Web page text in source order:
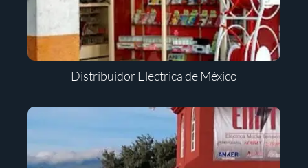
Distribuidor Electrica de México